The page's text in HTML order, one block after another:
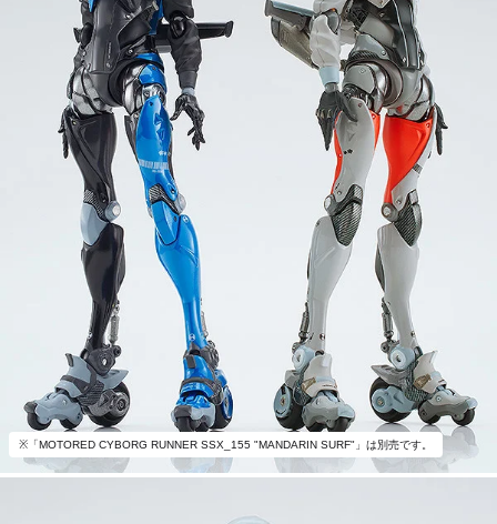
※「MOTORED CYBORG RUNNER SSX_155 "MANDARIN SURF"」は別売です。